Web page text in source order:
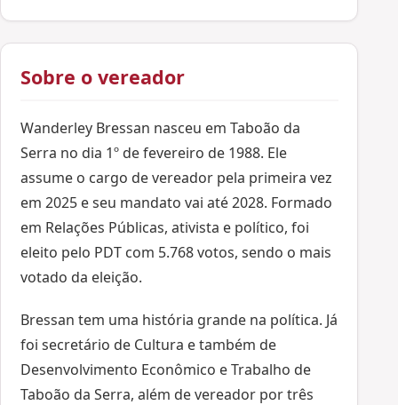
Sobre o vereador
Wanderley Bressan nasceu em Taboão da
Serra no dia 1º de fevereiro de 1988. Ele
assume o cargo de vereador pela primeira vez
em 2025 e seu mandato vai até 2028. Formado
em Relações Públicas, ativista e político, foi
eleito pelo PDT com 5.768 votos, sendo o mais
votado da eleição.
Bressan tem uma história grande na política. Já
foi secretário de Cultura e também de
Desenvolvimento Econômico e Trabalho de
Taboão da Serra, além de vereador por três